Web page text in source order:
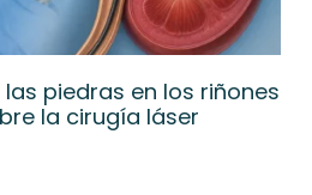
piedras en los riñones
la cirugía láser